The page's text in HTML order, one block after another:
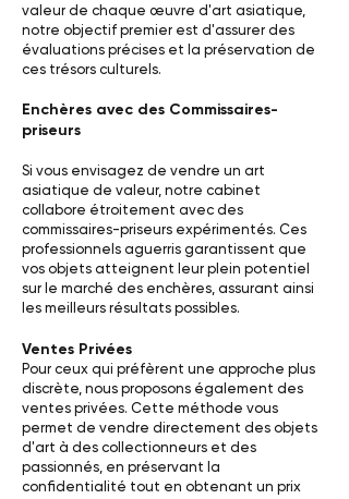
valeur de chaque œuvre d'art asiatique,
notre objectif premier est d'assurer des
évaluations précises et la préservation de
ces trésors culturels.
Enchères avec des Commissaires-
priseurs
Si vous envisagez de vendre un art
asiatique de valeur, notre cabinet
collabore étroitement avec des
commissaires-priseurs expérimentés. Ces
professionnels aguerris garantissent que
vos objets atteignent leur plein potentiel
sur le marché des enchères, assurant ainsi
les meilleurs résultats possibles.
Ventes Privées
Pour ceux qui préfèrent une approche plus
discrète, nous proposons également des
ventes privées. Cette méthode vous
permet de vendre directement des objets
d'art à des collectionneurs et des
passionnés, en préservant la
confidentialité tout en obtenant un prix